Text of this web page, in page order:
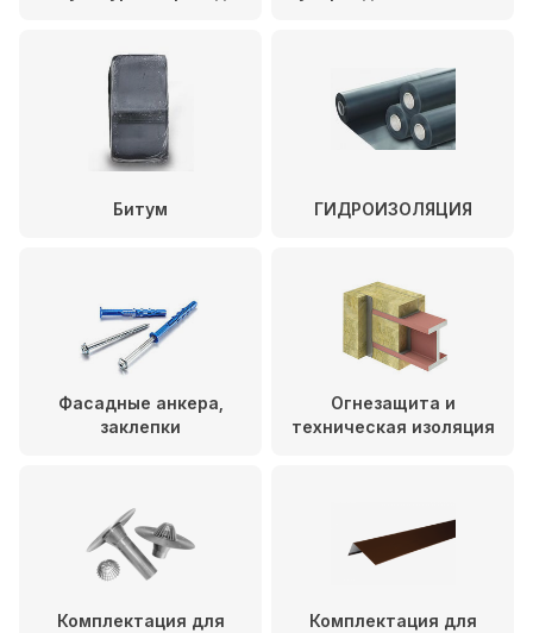
Битум ГИДРОИЗОЛЯЦИЯ
Фасадные анкера,
заклепки
Огнезащита и
техническая изоляция
Комплектация для
Комплектация для